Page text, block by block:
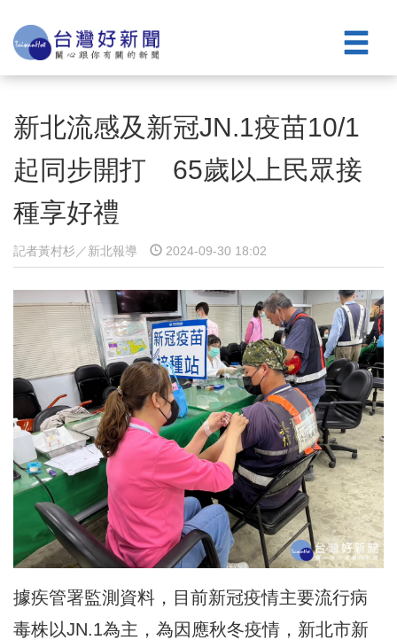
新北流感及新冠JN.1疫苗10/1
起同步開打 65歲以上民眾接
種享好禮
記者黃村杉／新北報導 2024-09-30 18:02
據疾管署監測資料，目前新冠疫情主要流行病
毒株以JN.1為主，為因應秋冬疫情，新北市新